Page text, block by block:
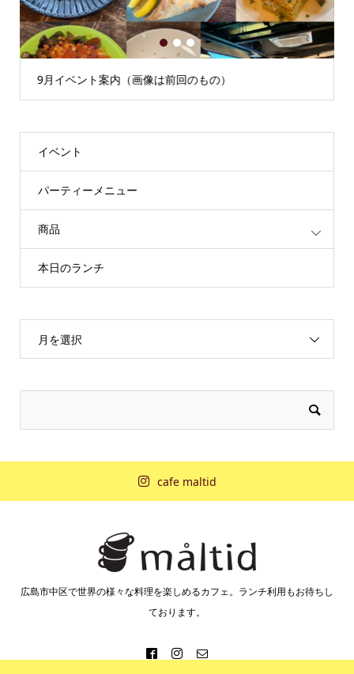
9月イベント案内（画像は前回のもの）
1 2 3
イベント
パーティーメニュー
商品
本日のランチ
月を選択
cafe maltid
広島市中区で世界の様々な料理を楽しめるカフェ。ランチ利用もお待ちし
ております。